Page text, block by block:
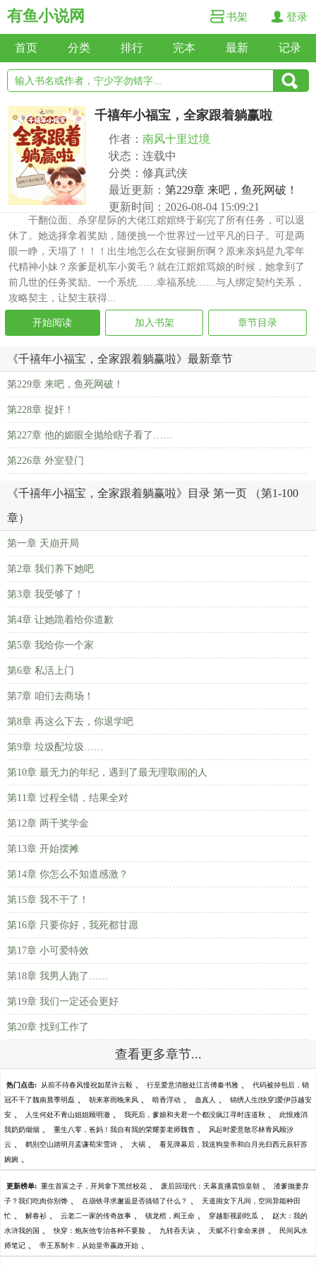
有鱼小说网 书架 登录
首页 分类 排行 完本 最新 记录
千禧年小福宝，全家跟着躺赢啦
作者： 南风十里过境
状态：连载中
分类：修真武侠
最近更新： 第229章 来吧，鱼死网破！
更新时间：2026-08-04 15:09:21
干翻位面、杀穿星际的大佬江婠婠终于刷完了所有任务，可以退
休了。她选择拿着奖励，随便挑一个世界过一过平凡的日子。可是两
眼一睁，天塌了！！！出生地怎么在女寝厕所啊？原来亲妈是九零年
代精神小妹？亲爹是机车小黄毛？就在江婠婠骂娘的时候，她拿到了
前几世的任务奖励。一个系统……幸福系统……与人绑定契约关系，
攻略契主，让契主获得...
开始阅读 加入书架 章节目录
《千禧年小福宝，全家跟着躺赢啦》最新章节
第229章 来吧，鱼死网破！
第228章 捉奸！
第227章 他的媚眼全抛给瞎子看了……
第226章 外室登门
《千禧年小福宝，全家跟着躺赢啦》目录 第一页 （第1-100
章）
第一章 天崩开局
第2章 我们养下她吧
第3章 我受够了！
第4章 让她跪着给你道歉
第5章 我给你一个家
第6章 私活上门
第7章 咱们去商场！
第8章 再这么下去，你退学吧
第9章 垃圾配垃圾……
第10章 最无力的年纪，遇到了最无理取闹的人
第11章 过程全错，结果全对
第12章 两千奖学金
第13章 开始摆摊
第14章 你怎么不知道感激？
第15章 我不干了！
第16章 只要你好，我死都甘愿
第17章 小可爱特效
第18章 我男人跑了……
第19章 我们一定还会更好
第20章 找到工作了
查看更多章节...
热门点击: 从前不待春风慢祝如星许云毅 、 行至爱意消散处江言傅秦书雅 、 代码被掉包后，销
冠不干了魏南晨季明磊 、 朝来寒雨晚来风 、 暗香浮动 、 蛊真人 、 锦绣人生[快穿]爱伊莎越安
安 、 人生何处不青山姐姐顾明澈 、 我死后，爹娘和夫君一个都没疯江寻时连道秋 、 此恨难消
我奶奶烟烟 、 重生八零，爸妈！我自有我的荣耀姜老师魏杳 、 风起时爱意散尽林青风顾汐
云 、 鹤别空山踏明月孟谦荀宋雪诗 、 大祸 、 看见弹幕后，我送狗皇帝和白月光归西元辰轩苏
婉婉 、
更新榜单: 重生首富之子，开局拿下黑丝校花 、 废后回现代：天幕直播震惊皇朝 、 渣爹抛妻弃
子？我们吃肉你别馋 、 在崩铁寻求邂逅是否搞错了什么？ 、 天道闺女下凡间，空间异能种田
忙 、 解春衫 、 云老二一家的传奇故事 、 镇龙棺，阎王命 、 穿越影视剧吃瓜 、 赵大：我的
水浒我的国 、 快穿：炮灰他专治各种不要脸 、 九转吞天诀 、 天赋不行拿命来拼 、 民间风水
师笔记 、 帝王系制卡，从始皇帝嬴政开始 、